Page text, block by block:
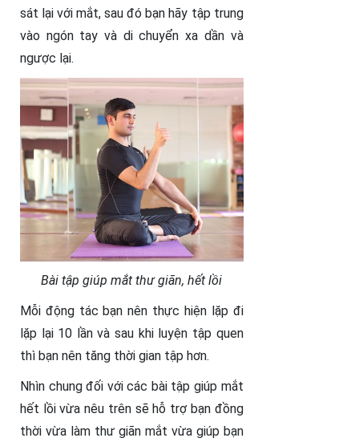
sát lại với mắt, sau đó bạn hãy tập trung
vào ngón tay và di chuyển xa dần và
ngược lại.
Bài tập giúp mắt thư giãn, hết lồi
Mỗi động tác bạn nên thực hiện lặp đi
lặp lại 10 lần và sau khi luyện tập quen
thì bạn nên tăng thời gian tập hơn.
Nhìn chung đối với các bài tập giúp mắt
hết lồi vừa nêu trên sẽ hỗ trợ bạn đồng
thời vừa làm thư giãn mắt vừa giúp bạn